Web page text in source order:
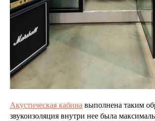
Акустическая кабина выполнена таким
звукоизоляция внутри нее была